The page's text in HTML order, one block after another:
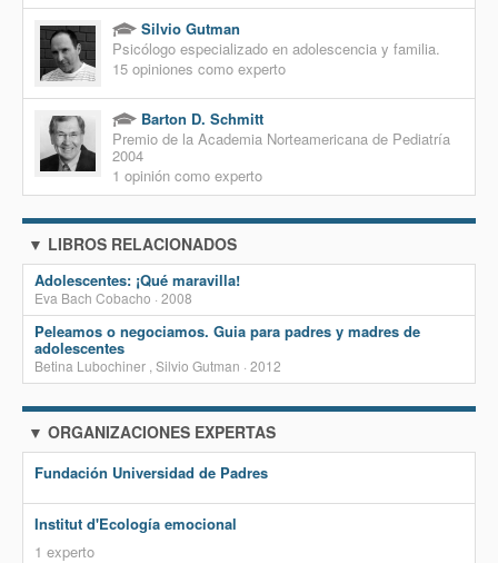
Silvio Gutman
Psicólogo especializado en adolescencia y familia.
15 opiniones como experto
Barton D. Schmitt
Premio de la Academia Norteamericana de Pediatría
2004
1 opinión como experto
▼ LIBROS RELACIONADOS
Adolescentes: ¡Qué maravilla!
Eva Bach Cobacho · 2008
Peleamos o negociamos. Guia para padres y madres de
adolescentes
Betina Lubochiner , Silvio Gutman · 2012
▼ ORGANIZACIONES EXPERTAS
Fundación Universidad de Padres
Institut d'Ecología emocional
1 experto